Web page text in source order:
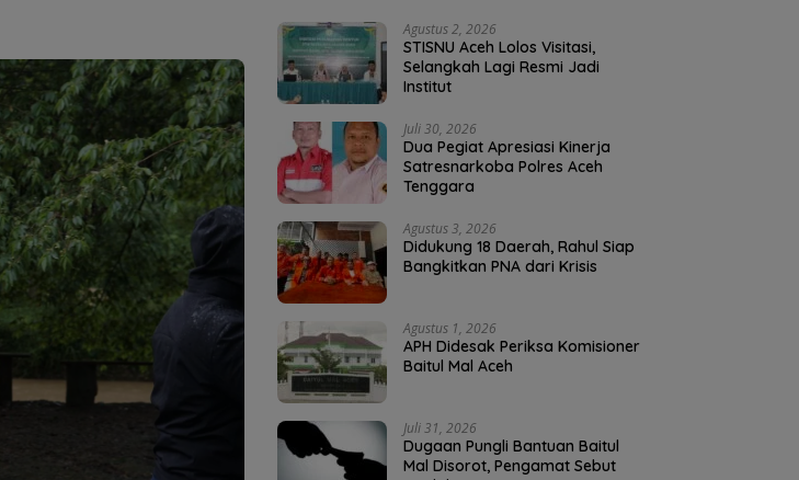
Agustus 2, 2026
STISNU Aceh Lolos Visitasi,
Selangkah Lagi Resmi Jadi
Institut
Juli 30, 2026
Dua Pegiat Apresiasi Kinerja
Satresnarkoba Polres Aceh
Tenggara
Agustus 3, 2026
Didukung 18 Daerah, Rahul Siap
Bangkitkan PNA dari Krisis
Agustus 1, 2026
APH Didesak Periksa Komisioner
Baitul Mal Aceh
Juli 31, 2026
Dugaan Pungli Bantuan Baitul
Mal Disorot, Pengamat Sebut